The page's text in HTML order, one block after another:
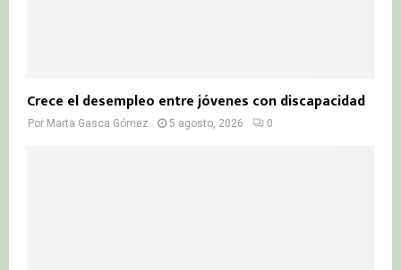
Crece el desempleo entre jóvenes con discapacidad
Por Marta Gasca Gómez 5 agosto, 2026 0